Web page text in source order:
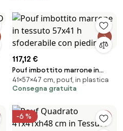
117,12 €
Pouf imbottito marrone in
tessuto 57x41 h sfoderabile
con piedini
41×57×47 cm, pouf, in plastica
Consegna gratuita
-6 %